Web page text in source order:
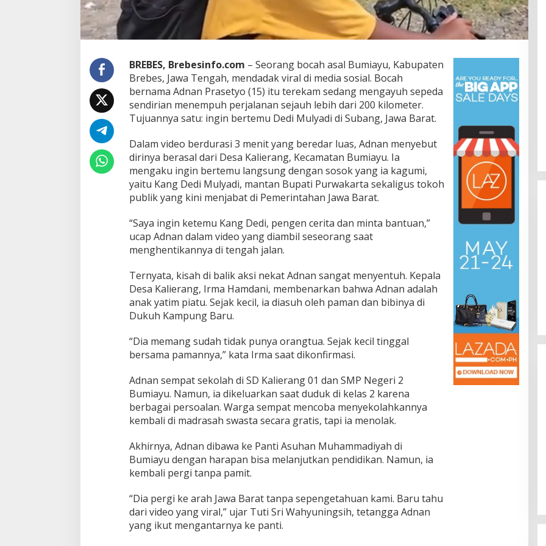
r
a
I
g
i
n
K
e
t
m
u
D
e
d
i
u
l
y
a
i
,
I
n
i
i
s
a
L
e
n
g
k
p
n
y
BREBES, Brebesinfo.com – Seorang bocah asal Bumiayu, Kabupaten
Brebes, Jawa Tengah, mendadak viral di media sosial. Bocah
bernama Adnan Prasetyo (15) itu terekam sedang mengayuh sepeda
sendirian menempuh perjalanan sejauh lebih dari 200 kilometer.
Tujuannya satu: ingin bertemu Dedi Mulyadi di Subang, Jawa Barat.
Dalam video berdurasi 3 menit yang beredar luas, Adnan menyebut
dirinya berasal dari Desa Kalierang, Kecamatan Bumiayu. Ia
mengaku ingin bertemu langsung dengan sosok yang ia kagumi,
yaitu Kang Dedi Mulyadi, mantan Bupati Purwakarta sekaligus tokoh
publik yang kini menjabat di Pemerintahan Jawa Barat.
“Saya ingin ketemu Kang Dedi, pengen cerita dan minta bantuan,”
ucap Adnan dalam video yang diambil seseorang saat
menghentikannya di tengah jalan.
Ternyata, kisah di balik aksi nekat Adnan sangat menyentuh. Kepala
Desa Kalierang, Irma Hamdani, membenarkan bahwa Adnan adalah
anak yatim piatu. Sejak kecil, ia diasuh oleh paman dan bibinya di
Dukuh Kampung Baru.
“Dia memang sudah tidak punya orangtua. Sejak kecil tinggal
bersama pamannya,” kata Irma saat dikonfirmasi.
Adnan sempat sekolah di SD Kalierang 01 dan SMP Negeri 2
Bumiayu. Namun, ia dikeluarkan saat duduk di kelas 2 karena
berbagai persoalan. Warga sempat mencoba menyekolahkannya
kembali di madrasah swasta secara gratis, tapi ia menolak.
Akhirnya, Adnan dibawa ke Panti Asuhan Muhammadiyah di
Bumiayu dengan harapan bisa melanjutkan pendidikan. Namun, ia
kembali pergi tanpa pamit.
“Dia pergi ke arah Jawa Barat tanpa sepengetahuan kami. Baru tahu
dari video yang viral,” ujar Tuti Sri Wahyuningsih, tetangga Adnan
yang ikut mengantarnya ke panti.
Jalan Bergelombang dan Minim
Lampu di Ruas Bumiayu–
Bantarkawung Telan Korban,
Innova Hantam Pohon di
In Berita, Daerah, Ekonomi, Hukum & Kriminal, Info
Desa, Nasional, Otomatif, Politik,
Sosial